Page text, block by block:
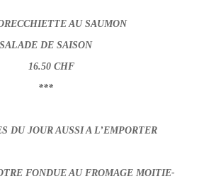
AU SAUMON
SALADE DE SAISON
16.50 CHF
***
DU JOUR AUSSI A L’EMPORTER
FONDUE AU FROMAGE MOITIE-